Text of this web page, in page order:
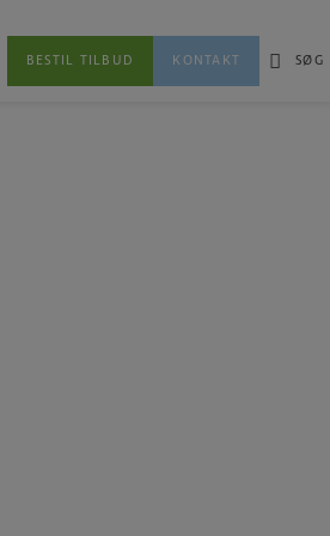
BESTIL TILBUD KONTAKT SØG